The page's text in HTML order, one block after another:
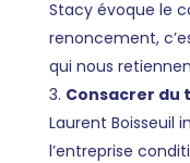
Stacy évoque le
renoncement,
qui nous
Consacrer du
Laurent Boisseuil
l’entreprise